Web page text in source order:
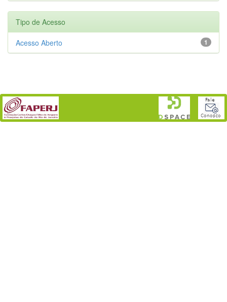
Tipo de Acesso
1
Acesso Aberto